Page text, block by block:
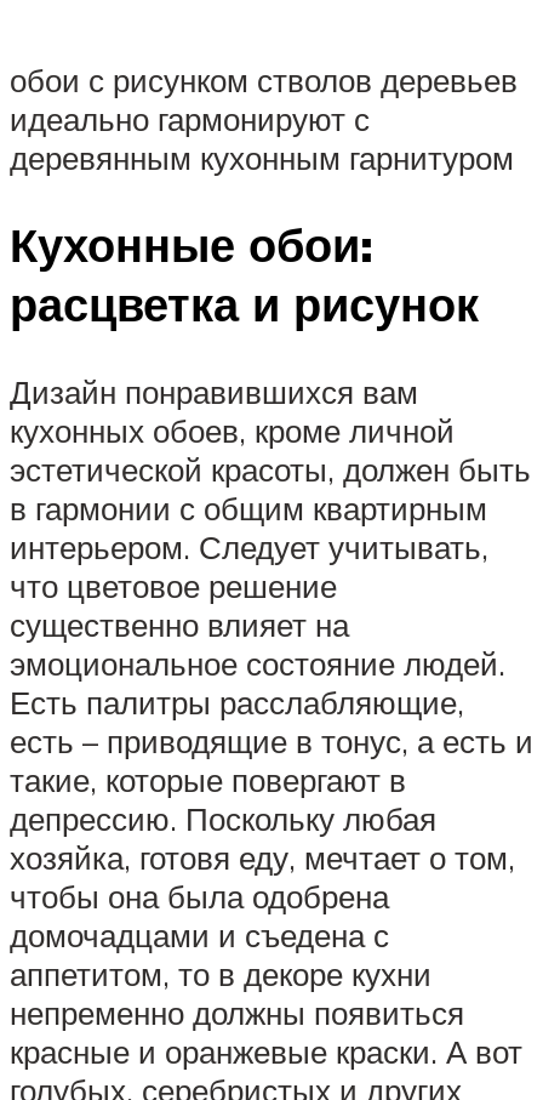
обои с рисунком стволов деревьев
идеально гармонируют с
деревянным кухонным гарнитуром
Кухонные обои:
расцветка и рисунок
Дизайн понравившихся вам
кухонных обоев, кроме личной
эстетической красоты, должен быть
в гармонии с общим квартирным
интерьером. Следует учитывать,
что цветовое решение
существенно влияет на
эмоциональное состояние людей.
Есть палитры расслабляющие,
есть – приводящие в тонус, а есть и
такие, которые повергают в
депрессию. Поскольку любая
хозяйка, готовя еду, мечтает о том,
чтобы она была одобрена
домочадцами и съедена с
аппетитом, то в декоре кухни
непременно должны появиться
красные и оранжевые краски. А вот
голубых, серебристых и других